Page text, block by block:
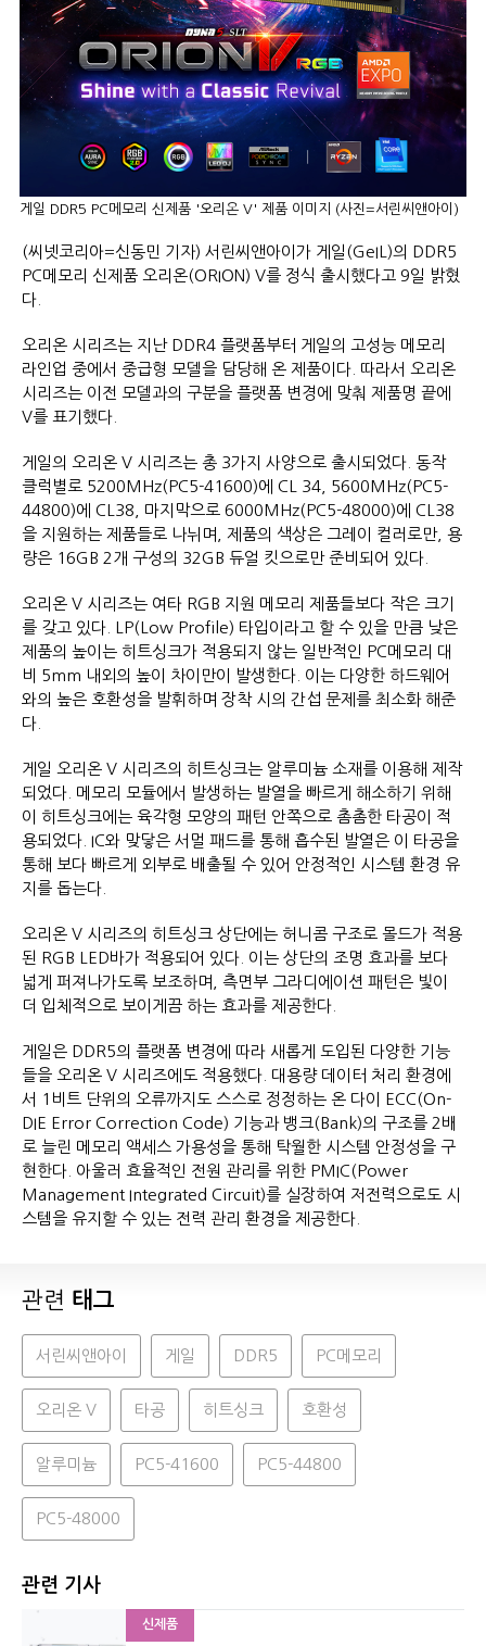
게일 DDR5 PC메모리 신제품 '오리온 V' 제품 이미지 (사진=서린씨앤아이)
(씨넷코리아=신동민 기자) 서린씨앤아이가 게일(GeIL)의 DDR5
PC메모리 신제품 오리온(ORION) V를 정식 출시했다고 9일 밝혔
다.
오리온 시리즈는 지난 DDR4 플랫폼부터 게일의 고성능 메모리
라인업 중에서 중급형 모델을 담당해 온 제품이다. 따라서 오리온
시리즈는 이전 모델과의 구분을 플랫폼 변경에 맞춰 제품명 끝에
V를 표기했다.
게일의 오리온 V 시리즈는 총 3가지 사양으로 출시되었다. 동작
클럭별로 5200MHz(PC5-41600)에 CL 34, 5600MHz(PC5-
44800)에 CL38, 마지막으로 6000MHz(PC5-48000)에 CL38
을 지원하는 제품들로 나뉘며, 제품의 색상은 그레이 컬러로만, 용
량은 16GB 2개 구성의 32GB 듀얼 킷으로만 준비되어 있다.
오리온 V 시리즈는 여타 RGB 지원 메모리 제품들보다 작은 크기
를 갖고 있다. LP(Low Profile) 타입이라고 할 수 있을 만큼 낮은
제품의 높이는 히트싱크가 적용되지 않는 일반적인 PC메모리 대
비 5mm 내외의 높이 차이만이 발생한다. 이는 다양한 하드웨어
와의 높은 호환성을 발휘하며 장착 시의 간섭 문제를 최소화 해준
다.
게일 오리온 V 시리즈의 히트싱크는 알루미늄 소재를 이용해 제작
되었다. 메모리 모듈에서 발생하는 발열을 빠르게 해소하기 위해
이 히트싱크에는 육각형 모양의 패턴 안쪽으로 촘촘한 타공이 적
용되었다. IC와 맞닿은 서멀 패드를 통해 흡수된 발열은 이 타공을
통해 보다 빠르게 외부로 배출될 수 있어 안정적인 시스템 환경 유
지를 돕는다.
오리온 V 시리즈의 히트싱크 상단에는 허니콤 구조로 몰드가 적용
된 RGB LED바가 적용되어 있다. 이는 상단의 조명 효과를 보다
넓게 퍼져나가도록 보조하며, 측면부 그라디에이션 패턴은 빛이
더 입체적으로 보이게끔 하는 효과를 제공한다.
게일은 DDR5의 플랫폼 변경에 따라 새롭게 도입된 다양한 기능
들을 오리온 V 시리즈에도 적용했다. 대용량 데이터 처리 환경에
서 1비트 단위의 오류까지도 스스로 정정하는 온 다이 ECC(On-
DIE Error Correction Code) 기능과 뱅크(Bank)의 구조를 2배
로 늘린 메모리 액세스 가용성을 통해 탁월한 시스템 안정성을 구
현한다. 아울러 효율적인 전원 관리를 위한 PMIC(Power
Management Integrated Circuit)를 실장하여 저전력으로도 시
스템을 유지할 수 있는 전력 관리 환경을 제공한다.
관련 태그
서린씨앤아이 게일 DDR5 PC메모리
오리온 V 타공 히트싱크 호환성
알루미늄 PC5-41600 PC5-44800
PC5-48000
관련 기사
신제품